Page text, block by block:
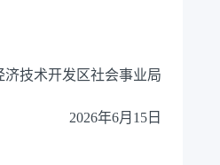
济技术开发区社会事业局
2026年6月 15 日